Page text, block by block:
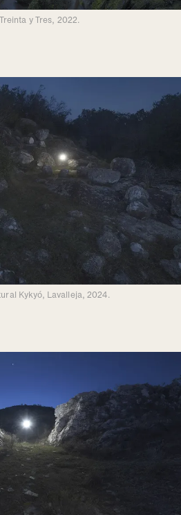
y Tres, 2022.
Kykyó, Lavalleja, 2024.